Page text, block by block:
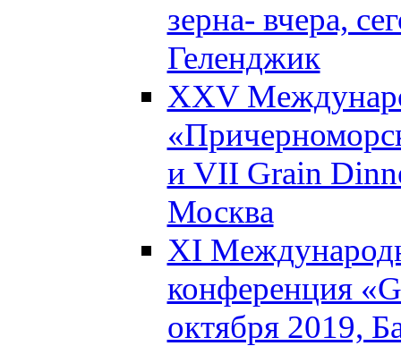
зерна- вчера,
Геленджик
XXV
и VII Grain
Москва
XI
конференция
октября 2019,